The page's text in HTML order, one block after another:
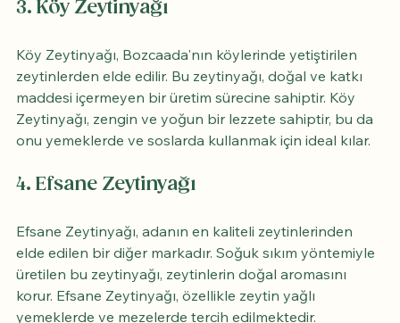
3. Köy Zeytinyağı
Köy Zeytinyağı, Bozcaada'nın köylerinde yetiştirilen
zeytinlerden elde edilir. Bu zeytinyağı, doğal ve katkı
maddesi içermeyen bir üretim sürecine sahiptir. Köy
Zeytinyağı, zengin ve yoğun bir lezzete sahiptir, bu da
onu yemeklerde ve soslarda kullanmak için ideal kılar.
4. Efsane Zeytinyağı
Efsane Zeytinyağı, adanın en kaliteli zeytinlerinden
elde edilen bir diğer markadır. Soğuk sıkım yöntemiyle
üretilen bu zeytinyağı, zeytinlerin doğal aromasını
korur. Efsane Zeytinyağı, özellikle zeytin yağlı
yemeklerde ve mezelerde tercih edilmektedir.